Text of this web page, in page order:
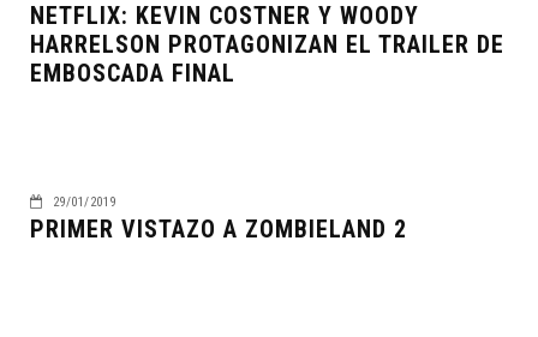
NETFLIX: KEVIN COSTNER Y WOODY
HARRELSON PROTAGONIZAN EL TRAILER DE
EMBOSCADA FINAL
29/01/2019
PRIMER VISTAZO A ZOMBIELAND 2